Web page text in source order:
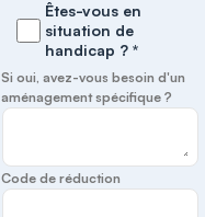
Êtes-vous en
situation de
handicap ? *
Si oui, avez-vous besoin d'un
aménagement spécifique ?
Code de réduction